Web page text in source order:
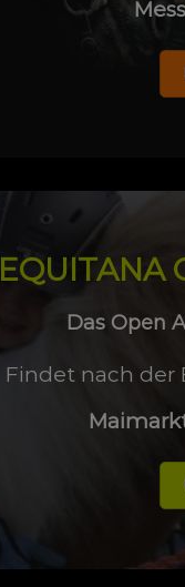
Das Open
Findet nach der